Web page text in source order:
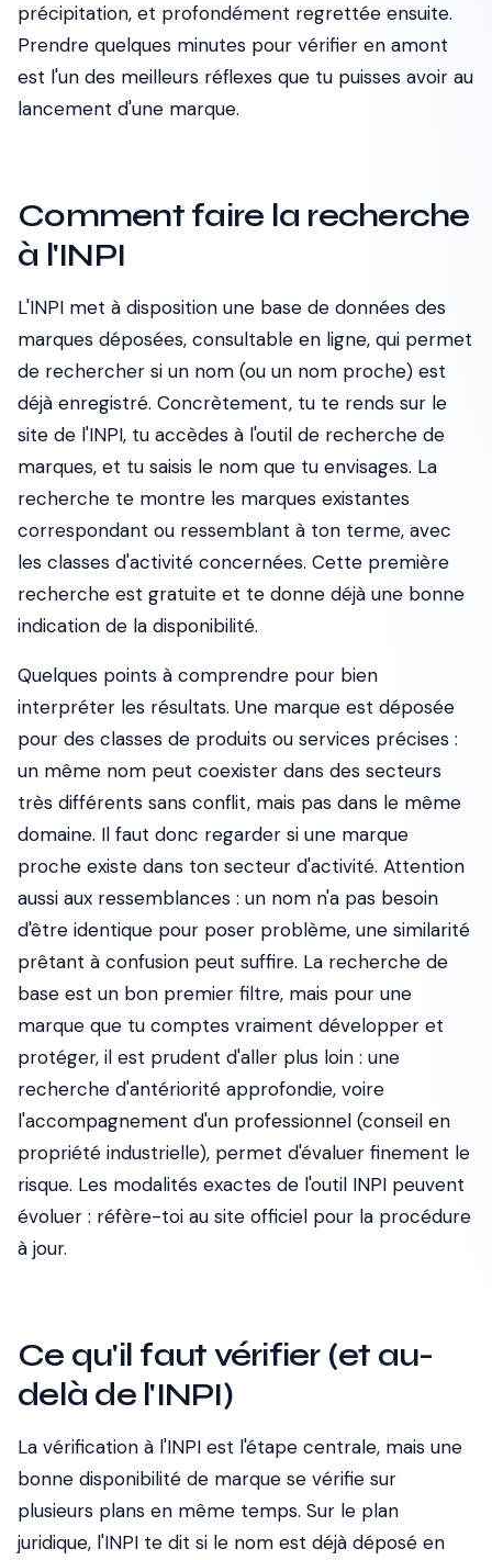
précipitation, et profondément regrettée ensuite.
Prendre quelques minutes pour vérifier en amont
est l'un des meilleurs réflexes que tu puisses avoir au
lancement d'une marque.
Comment faire la recherche
à l'INPI
L'INPI met à disposition une base de données des
marques déposées, consultable en ligne, qui permet
de rechercher si un nom (ou un nom proche) est
déjà enregistré. Concrètement, tu te rends sur le
site de l'INPI, tu accèdes à l'outil de recherche de
marques, et tu saisis le nom que tu envisages. La
recherche te montre les marques existantes
correspondant ou ressemblant à ton terme, avec
les classes d'activité concernées. Cette première
recherche est gratuite et te donne déjà une bonne
indication de la disponibilité.
Quelques points à comprendre pour bien
interpréter les résultats. Une marque est déposée
pour des classes de produits ou services précises :
un même nom peut coexister dans des secteurs
très différents sans conflit, mais pas dans le même
domaine. Il faut donc regarder si une marque
proche existe dans ton secteur d'activité. Attention
aussi aux ressemblances : un nom n'a pas besoin
d'être identique pour poser problème, une similarité
prêtant à confusion peut suffire. La recherche de
base est un bon premier filtre, mais pour une
marque que tu comptes vraiment développer et
protéger, il est prudent d'aller plus loin : une
recherche d'antériorité approfondie, voire
l'accompagnement d'un professionnel (conseil en
propriété industrielle), permet d'évaluer finement le
risque. Les modalités exactes de l'outil INPI peuvent
évoluer : réfère-toi au site officiel pour la procédure
à jour.
Ce qu'il faut vérifier (et au-
delà de l'INPI)
La vérification à l'INPI est l'étape centrale, mais une
bonne disponibilité de marque se vérifie sur
plusieurs plans en même temps. Sur le plan
juridique, l'INPI te dit si le nom est déjà déposé en